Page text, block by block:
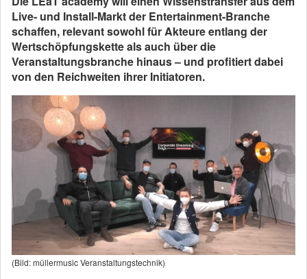
Live- und Install-Markt der Entertainment-Branche
schaffen, relevant sowohl für Akteure entlang der
Wertschöpfungskette als auch über die
Veranstaltungsbranche hinaus – und profitiert dabei
von den Reichweiten ihrer Initiatoren.
(Bild: müllermusic Veranstaltungstechnik)